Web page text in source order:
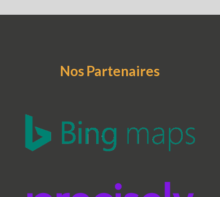
Nos Partenaires